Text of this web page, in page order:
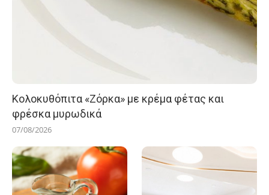
Κολοκυθόπιτα «Ζόρκα» με κρέμα φέτας και
φρέσκα μυρωδικά
07/08/2026